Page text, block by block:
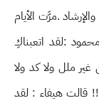
.مرَّت الأيام
:لقد اتعبناكِ
ملل ولا كد ولا
قالت هيفاء : لقد